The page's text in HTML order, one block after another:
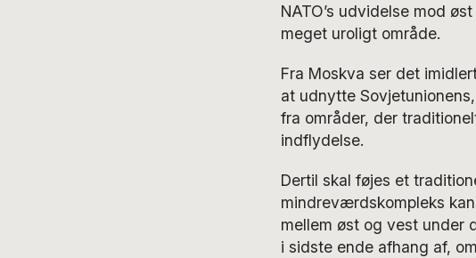
NATO’s udvidelse mod
meget uroligt område.
Fra Moskva ser det
at udnytte
fra områder, der
indflydelse.
Dertil skal føjes et
mindreværdskompleks
mellem øst og vest under
i sidste ende afhang af,